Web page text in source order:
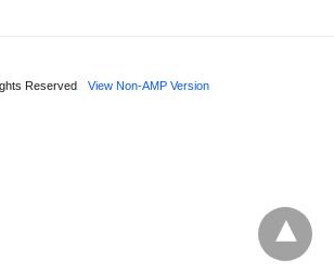
Reserved View Non-AMP Version